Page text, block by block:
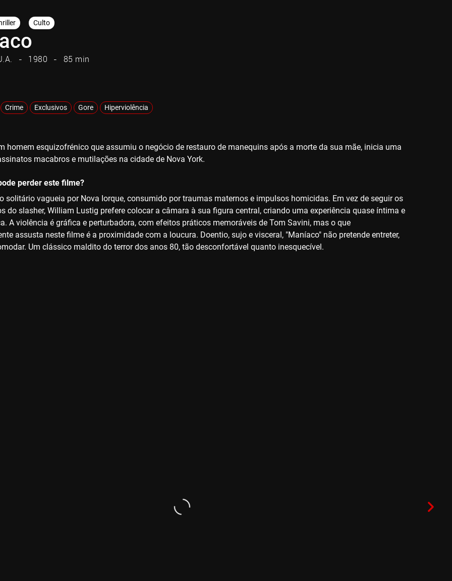
Culto
1980 85 min
Crime Exclusivos Gore Hiperviolência
homem esquizofrénico que assumiu o negócio de restauro de manequins após a morte da sua mãe, inicia uma
macabros e mutilações na cidade de Nova York.
perder este filme?
solitário vagueia por Nova Iorque, consumido por traumas maternos e impulsos homicidas. Em vez de seguir os
do slasher, William Lustig prefere colocar a câmara à sua figura central, criando uma experiência quase íntima e
A violência é gráfica e perturbadora, com efeitos práticos memoráveis de Tom Savini, mas o que
assusta neste filme é a proximidade com a loucura. Doentio, sujo e visceral, "Maníaco" não pretende entreter,
Um clássico maldito do terror dos anos 80, tão desconfortável quanto inesquecível.